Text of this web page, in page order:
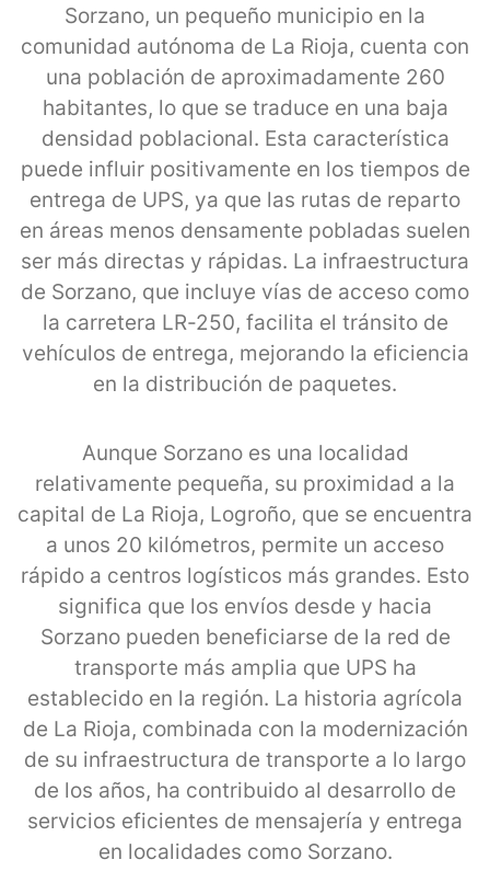
Sorzano, un pequeño municipio en la
comunidad autónoma de La Rioja, cuenta con
una población de aproximadamente 260
habitantes, lo que se traduce en una baja
densidad poblacional. Esta característica
puede influir positivamente en los tiempos de
entrega de UPS, ya que las rutas de reparto
en áreas menos densamente pobladas suelen
ser más directas y rápidas. La infraestructura
de Sorzano, que incluye vías de acceso como
la carretera LR-250, facilita el tránsito de
vehículos de entrega, mejorando la eficiencia
en la distribución de paquetes.
Aunque Sorzano es una localidad
relativamente pequeña, su proximidad a la
capital de La Rioja, Logroño, que se encuentra
a unos 20 kilómetros, permite un acceso
rápido a centros logísticos más grandes. Esto
significa que los envíos desde y hacia
Sorzano pueden beneficiarse de la red de
transporte más amplia que UPS ha
establecido en la región. La historia agrícola
de La Rioja, combinada con la modernización
de su infraestructura de transporte a lo largo
de los años, ha contribuido al desarrollo de
servicios eficientes de mensajería y entrega
en localidades como Sorzano.